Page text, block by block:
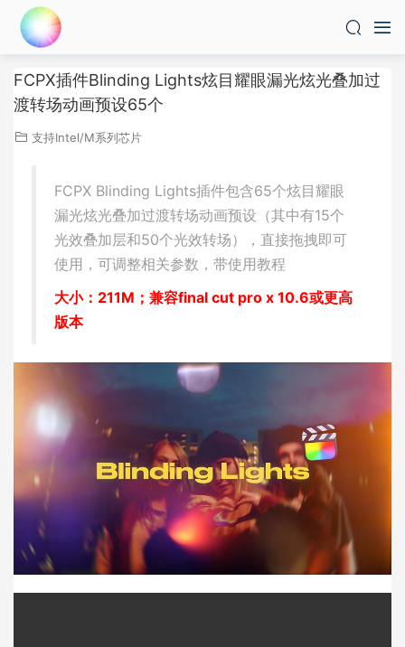
FCPX插件Blinding Lights炫目耀眼漏光炫光叠加过
渡转场动画预设65个
支持Intel/M系列芯片
FCPX Blinding Lights插件包含65个炫目耀眼
漏光炫光叠加过渡转场动画预设（其中有15个
光效叠加层和50个光效转场），直接拖拽即可
使用，可调整相关参数，带使用教程
大小：211M；兼容final cut pro x 10.6或更高
版本